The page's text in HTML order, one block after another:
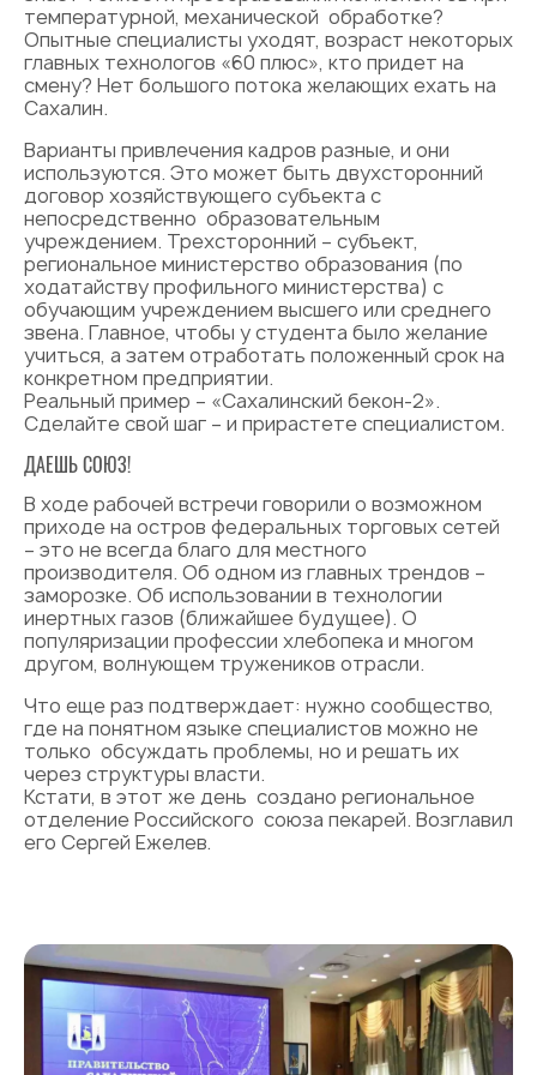
температурной, механической обработке?
Опытные специалисты уходят, возраст некоторых
главных технологов «60 плюс», кто придет на
смену? Нет большого потока желающих ехать на
Сахалин.
Варианты привлечения кадров разные, и они
используются. Это может быть двухсторонний
договор хозяйствующего субъекта с
непосредственно образовательным
учреждением. Трехсторонний – субъект,
региональное министерство образования (по
ходатайству профильного министерства) с
обучающим учреждением высшего или среднего
звена. Главное, чтобы у студента было желание
учиться, а затем отработать положенный срок на
конкретном предприятии.
Реальный пример – «Сахалинский бекон-2».
Сделайте свой шаг – и прирастете специалистом.
ДАЕШЬ СОЮЗ!
В ходе рабочей встречи говорили о возможном
приходе на остров федеральных торговых сетей
– это не всегда благо для местного
производителя. Об одном из главных трендов –
заморозке. Об использовании в технологии
инертных газов (ближайшее будущее). О
популяризации профессии хлебопека и многом
другом, волнующем тружеников отрасли.
Что еще раз подтверждает: нужно сообщество,
где на понятном языке специалистов можно не
только обсуждать проблемы, но и решать их
через структуры власти.
Кстати, в этот же день создано региональное
отделение Российского союза пекарей. Возглавил
его Сергей Ежелев.